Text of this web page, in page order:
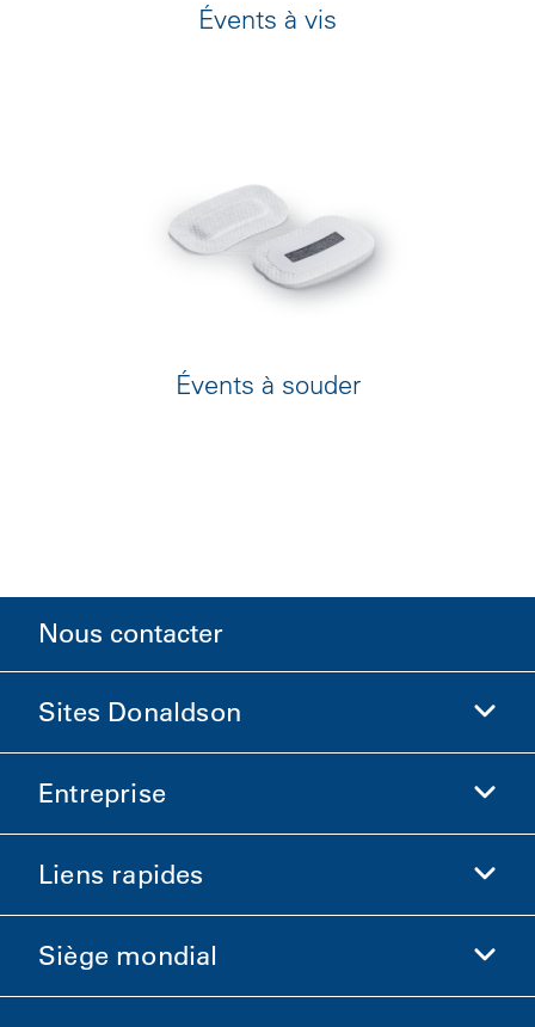
Évents à vis
Évents à souder
Nous contacter
Sites Donaldson
Donaldson Sciences de la vie
Boutique Donaldson
Entreprise
Informations sur l'entreprise
Éthique et conformité
Carrières
Liens rapides
Investisseurs
Fournisseurs
Siège mondial